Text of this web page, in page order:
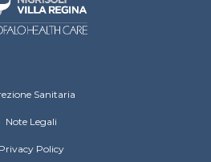
Footer menu
Sanitaria
Note Legali
Privacy Policy